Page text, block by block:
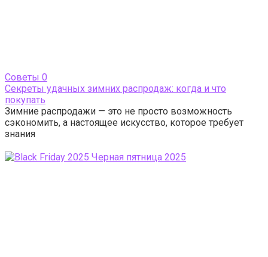
Cоветы 0
Секреты удачных зимних распродаж: когда и что
покупать
Зимние распродажи — это не просто возможность
сэкономить, а настоящее искусство, которое требует
знания